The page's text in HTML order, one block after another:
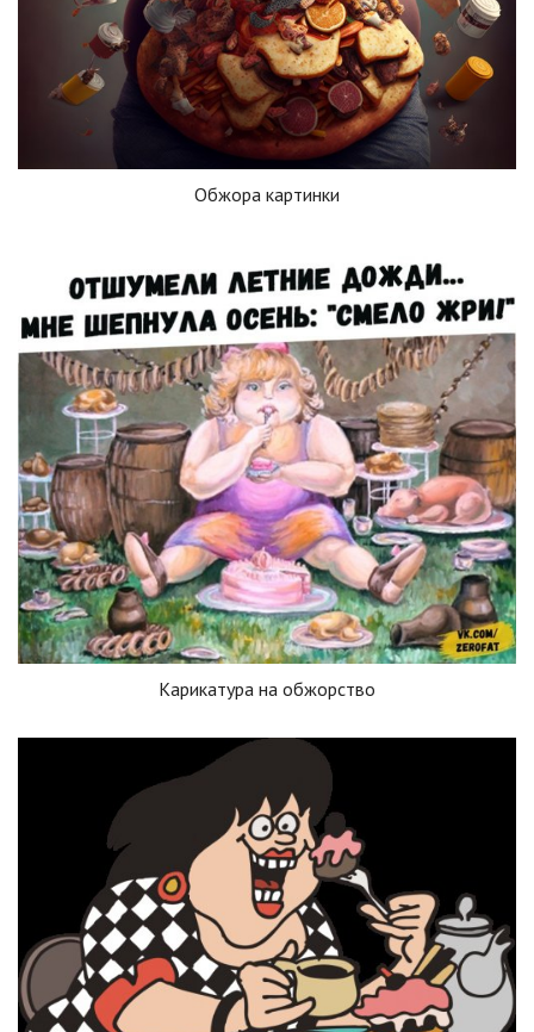
Обжора картинки
Карикатура на обжорство